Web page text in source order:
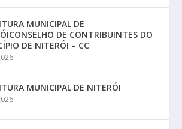
MUNICIPAL DE
DE CONTRIBUINTES DO
DE NITERÓI – CC
MUNICIPAL DE NITERÓI